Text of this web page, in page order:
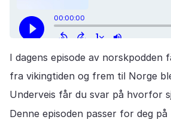
I dagens episode av
fra vikingtiden og frem til Norge
Underveis får du svar på hvorfor
Denne episoden passer for deg på